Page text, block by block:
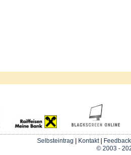
Selbsteintrag Kontakt| Feedback
© 2003 -